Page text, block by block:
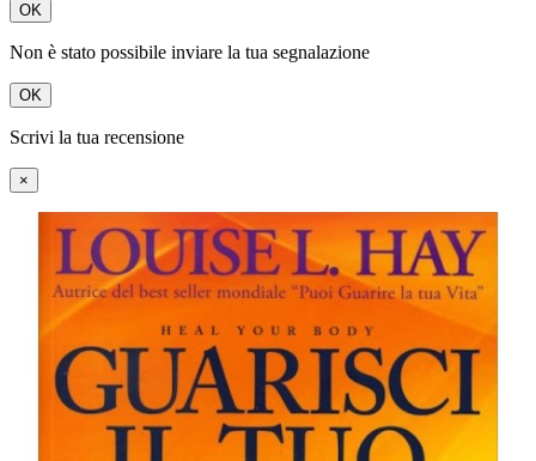
OK
Non è stato possibile inviare la tua segnalazione
OK
Scrivi la tua recensione
×